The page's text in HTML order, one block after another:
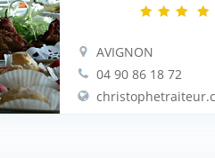
AVIGNON
04 90 86 18 72